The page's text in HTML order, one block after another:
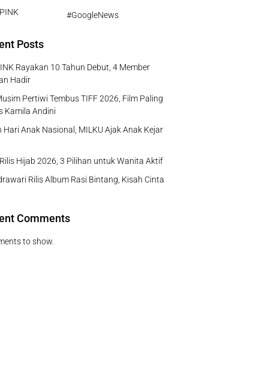
#GoogleNews
Posts
Rayakan 10 Tahun Debut, 4 Member
Hadir
Pertiwi Tembus TIFF 2026, Film Paling
Kamila Andini
Hari Anak Nasional, MILKU Ajak Anak Kejar
Rilis Hijab 2026, 3 Pilihan untuk Wanita Aktif
Rilis Album Rasi Bintang, Kisah Cinta
Comments
to show.